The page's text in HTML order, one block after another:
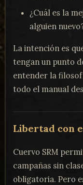
¿Cuál es la
alguien
La intención es
tengan un punto
entender la
todo el manual
Libertad con
Cuervo SRM
campañas sin
obligatoria. Pero